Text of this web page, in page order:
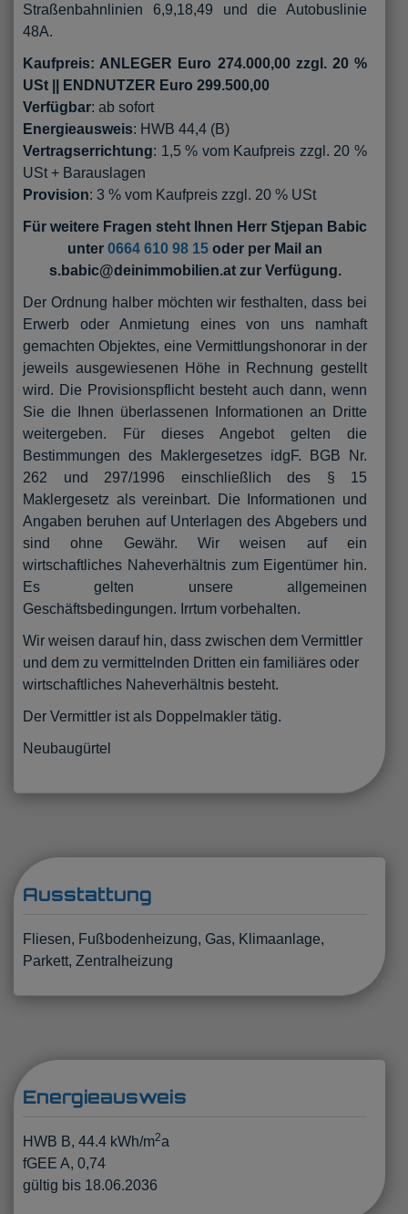
Straßenbahnlinien 6,9,18,49 und die Autobuslinie
48A.
Kaufpreis: ANLEGER Euro 274.000,00 zzgl. 20 %
USt || ENDNUTZER Euro 299.500,00
Verfügbar: ab sofort
Energieausweis: HWB 44,4 (B)
Vertragserrichtung: 1,5 % vom Kaufpreis zzgl. 20 %
USt + Barauslagen
Provision: 3 % vom Kaufpreis zzgl. 20 % USt
Für weitere Fragen steht Ihnen Herr Stjepan Babic
unter 0664 610 98 15 oder per Mail an
s.babic@deinimmobilien.at zur Verfügung.
Der Ordnung halber möchten wir festhalten, dass bei
Erwerb oder Anmietung eines von uns namhaft
gemachten Objektes, eine Vermittlungshonorar in der
jeweils ausgewiesenen Höhe in Rechnung gestellt
wird. Die Provisionspflicht besteht auch dann, wenn
Sie die Ihnen überlassenen Informationen an Dritte
weitergeben. Für dieses Angebot gelten die
Bestimmungen des Maklergesetzes idgF. BGB Nr.
262 und 297/1996 einschließlich des § 15
Maklergesetz als vereinbart. Die Informationen und
Angaben beruhen auf Unterlagen des Abgebers und
sind ohne Gewähr. Wir weisen auf ein
wirtschaftliches Naheverhältnis zum Eigentümer hin.
Es gelten unsere allgemeinen
Geschäftsbedingungen. Irrtum vorbehalten.
Wir weisen darauf hin, dass zwischen dem Vermittler
und dem zu vermittelnden Dritten ein familiäres oder
wirtschaftliches Naheverhältnis besteht.
Der Vermittler ist als Doppelmakler tätig.
Neubaugürtel
Ausstattung
Fliesen Fußbodenheizung Gas
Klimaanlage
Parkett Zentralheizung
Energieausweis
HWB B, 44.4 kWh/m2a
fGEE A, 0,74
gültig bis 18.06.2036